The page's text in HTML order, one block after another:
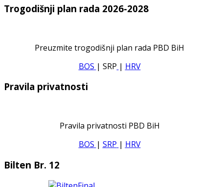
Trogodišnji plan rada 2026-2028
Preuzmite trogodišnji plan rada PBD BiH
BOS | SRP | HRV
Pravila privatnosti
Pravila privatnosti PBD BiH
BOS | SRP | HRV
Bilten Br. 12